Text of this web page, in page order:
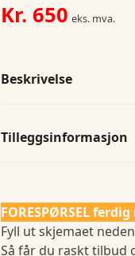
Kr. 650 eks. mva.
Beskrivelse
Tilleggsinformasjon
FORESPØRSEL
Fyll ut skjemaet
Så får du raskt tilbud